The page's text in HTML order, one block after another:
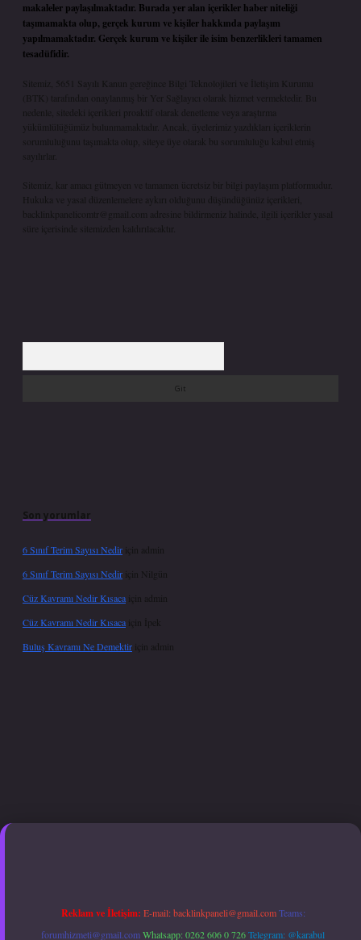
makaleler paylaşılmaktadır. Burada yer alan içerikler haber niteliği
taşımamakta olup, gerçek kurum ve kişiler hakkında paylaşım
yapılmamaktadır. Gerçek kurum ve kişiler ile isim benzerlikleri tamamen
tesadüfidir.
Sitemiz, 5651 Sayılı Kanun gereğince Bilgi Teknolojileri ve İletişim Kurumu
(BTK) tarafından onaylanmış bir Yer Sağlayıcı olarak hizmet vermektedir. Bu
nedenle, sitedeki içerikleri proaktif olarak denetleme veya araştırma
yükümlülüğümüz bulunmamaktadır. Ancak, üyelerimiz yazdıkları içeriklerin
sorumluluğunu taşımakta olup, siteye üye olarak bu sorumluluğu kabul etmiş
sayılırlar.
Sitemiz, kar amacı gütmeyen ve tamamen ücretsiz bir bilgi paylaşım platformudur.
Hukuka ve yasal düzenlemelere aykırı olduğunu düşündüğünüz içerikleri,
backlinkpanelicomtr@gmail.com
adresine bildirmeniz halinde, ilgili içerikler yasal
süre içerisinde sitemizden kaldırılacaktır.
Son yorumlar
6 Sınıf Terim Sayısı Nedir için
admin
6 Sınıf Terim Sayısı Nedir için Nilgün
Cüz Kavramı Nedir Kısaca için
admin
Cüz Kavramı Nedir Kısaca için İpek
Buluş Kavramı Ne Demektir için admin
hiltonbet güncel giriş
Reklam ve İletişim: E-mail:backlinkpaneli@gmail.com Teams:
forumhizmeti@gmail.comWhatsapp: 0262 606 0 726Telegram: @karabul